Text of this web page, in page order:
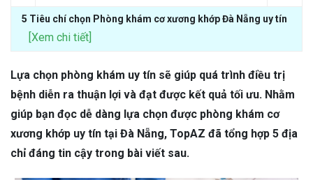
5 Tiêu chí chọn Phòng khám cơ xương khớp Đà Nẵng uy tín
[Xem chi tiết]
Lựa chọn phòng khám uy tín sẽ giúp quá trình điều trị
bệnh diễn ra thuận lợi và đạt được kết quả tối ưu. Nhằm
giúp bạn đọc dễ dàng lựa chọn được phòng khám cơ
xương khớp uy tín tại Đà Nẵng, TopAZ đã tổng hợp 5 địa
chỉ đáng tin cậy trong bài viết sau.